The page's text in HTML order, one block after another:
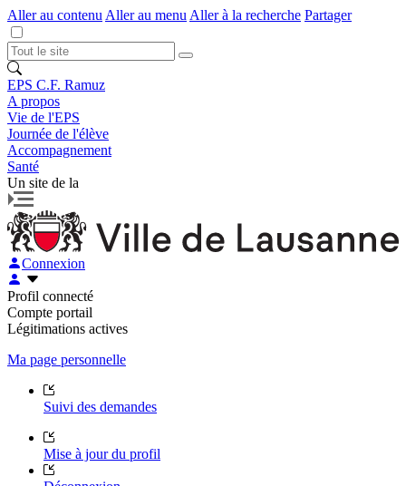
Aller au contenu Aller au menu Aller à la recherche Partager
EPS C.F. Ramuz
A propos
Vie de l'EPS
Journée de l'élève
Accompagnement
Santé
Un site de la
Connexion
Profil connecté
Compte portail
Légitimations actives
Ma page personnelle
Suivi des demandes
Mise à jour du profil